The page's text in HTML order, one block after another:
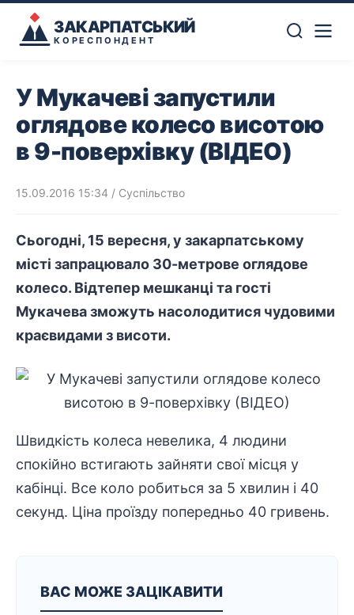
ЗАКАРПАТСЬКИЙ
КОРЕСПОНДЕНТ
У Мукачеві запустили
оглядове колесо висотою
в 9-поверхівку (ВІДЕО)
15.09.2016 15:34 / Суспільство
Сьогодні, 15 вересня, у закарпатському
місті запрацювало 30-метрове оглядове
колесо. Відтепер мешканці та гості
Мукачева зможуть насолодитися чудовими
краєвидами з висоти.
Швидкість колеса невелика, 4 людини
спокійно встигають зайняти свої місця у
кабінці. Все коло робиться за 5 хвилин і 40
секунд. Ціна проїзду попередньо 40 гривень.
ВАС МОЖЕ ЗАЦІКАВИТИ